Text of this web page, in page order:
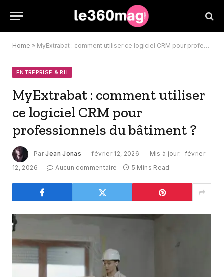
Home » MyExtrabat : comment utiliser ce logiciel CRM pour professionnels du bâtiment ?
ENTREPRISE & RH
MyExtrabat : comment utiliser
ce logiciel CRM pour
professionnels du bâtiment ?
Par Jean Jonas février 12, 2026 Mis à jour: février
12, 2026
Aucun commentaire 5 Mins Read